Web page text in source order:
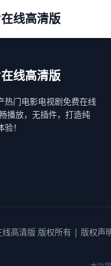
线高清版
线高清版
热门电影电视剧免费在线
播放，无插件，打造纯
！
高清版 版权所有 | 版权声